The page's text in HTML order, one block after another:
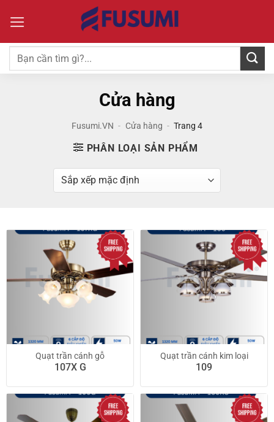
qua
dung
Tìm
kiếm:
Cửa hàng
Fusumi.VN - Cửa hàng - Trang 4
PHÂN LOẠI SẢN PHẨM
Quạt trần cánh gỗ
107X G
Quạt trần cánh kim loại
109